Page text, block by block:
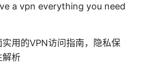
a vpn everything you need
用的VPN访问指南，隐私保
解析